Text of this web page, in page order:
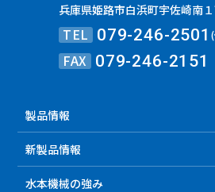
兵庫県姫路市白浜町宇佐崎南
TEL 079-246-2501
FAX 079-246-2151
製品情報
新製品情報
水本機械の強み